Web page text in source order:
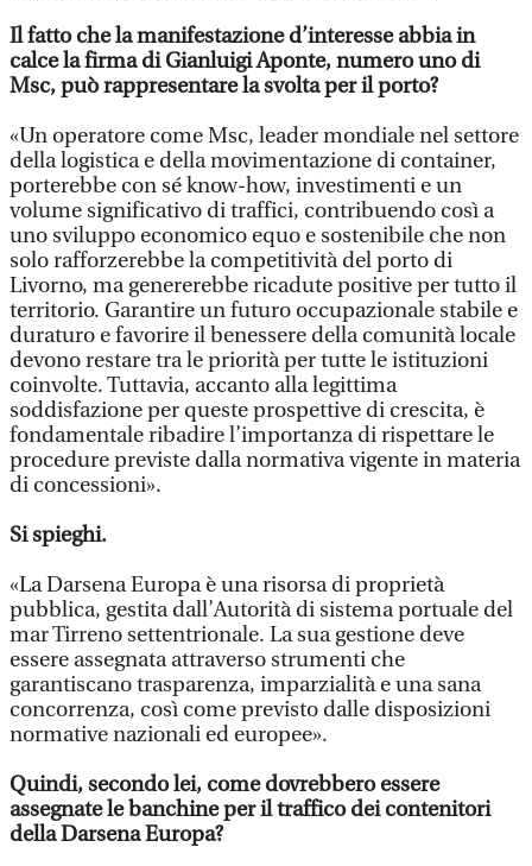
Il fatto che la manifestazione d’interesse abbia in
calce la firma di Gianluigi Aponte, numero uno di
Msc, può rappresentare la svolta per il porto?
«Un operatore come Msc, leader mondiale nel settore
della logistica e della movimentazione di container,
porterebbe con sé know-how, investimenti e un
volume significativo di traffici, contribuendo così a
uno sviluppo economico equo e sostenibile che non
solo rafforzerebbe la competitività del porto di
Livorno, ma genererebbe ricadute positive per tutto il
territorio. Garantire un futuro occupazionale stabile e
duraturo e favorire il benessere della comunità locale
devono restare tra le priorità per tutte le istituzioni
coinvolte. Tuttavia, accanto alla legittima
soddisfazione per queste prospettive di crescita, è
fondamentale ribadire l’importanza di rispettare le
procedure previste dalla normativa vigente in materia
di concessioni».
Si spieghi.
«La Darsena Europa è una risorsa di proprietà
pubblica, gestita dall’Autorità di sistema portuale del
mar Tirreno settentrionale. La sua gestione deve
essere assegnata attraverso strumenti che
garantiscano trasparenza, imparzialità e una sana
concorrenza, così come previsto dalle disposizioni
normative nazionali ed europee».
Quindi, secondo lei, come dovrebbero essere
assegnate le banchine per il traffico dei contenitori
della Darsena Europa?